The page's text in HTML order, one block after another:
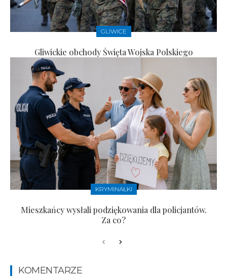
GLIWICE
Gliwickie obchody Święta Wojska Polskiego
KRYMINAŁKI
Mieszkańcy wysłali podziękowania dla policjantów.
Za co?
KOMENTARZE